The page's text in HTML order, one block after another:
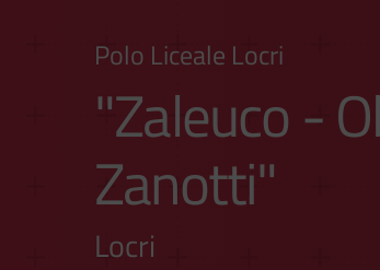
Polo Liceale Locri
"Zaleuco -
Zanotti"
Locri